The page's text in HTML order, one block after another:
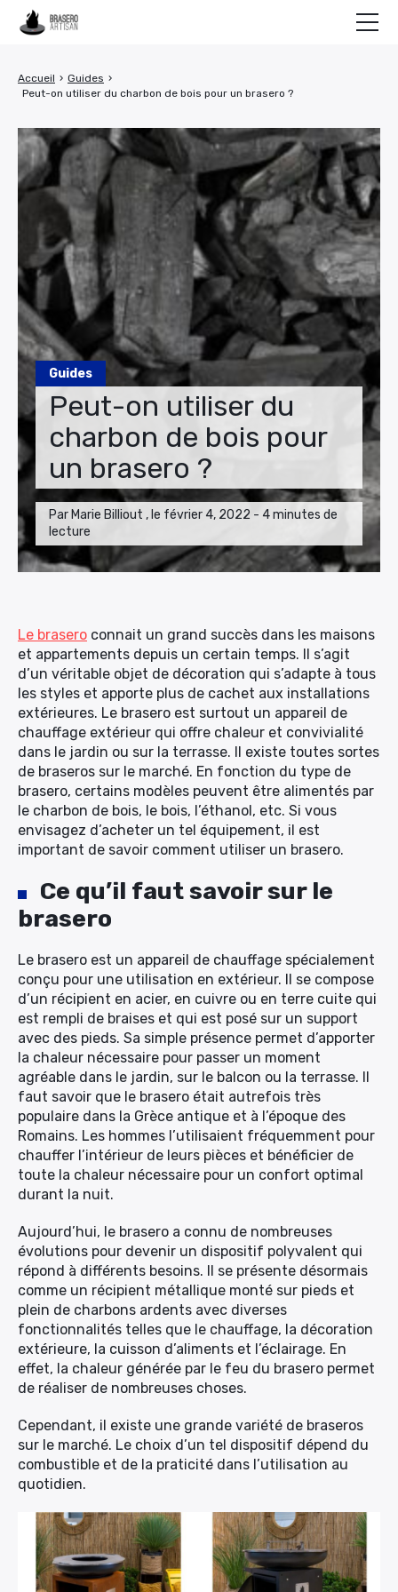
Guides
Peut-on utiliser du
charbon de bois pour
un brasero ?
Par Marie Billiout , le février 4, 2022 - 4 minutes de
lecture
Accueil › Guides ›
Peut-on utiliser du charbon de bois pour un brasero ?
Le brasero connait un grand succès dans les maisons
et appartements depuis un certain temps. Il s’agit
d’un véritable objet de décoration qui s’adapte à tous
les styles et apporte plus de cachet aux installations
extérieures. Le brasero est surtout un appareil de
chauffage extérieur qui offre chaleur et convivialité
dans le jardin ou sur la terrasse. Il existe toutes sortes
de braseros sur le marché. En fonction du type de
brasero, certains modèles peuvent être alimentés par
le charbon de bois, le bois, l’éthanol, etc. Si vous
envisagez d’acheter un tel équipement, il est
important de savoir comment utiliser un brasero.
Ce qu’il faut savoir sur le
brasero
Le brasero est un appareil de chauffage spécialement
conçu pour une utilisation en extérieur. Il se compose
d’un récipient en acier, en cuivre ou en terre cuite qui
est rempli de braises et qui est posé sur un support
avec des pieds. Sa simple présence permet d’apporter
la chaleur nécessaire pour passer un moment
agréable dans le jardin, sur le balcon ou la terrasse. Il
faut savoir que le brasero était autrefois très
populaire dans la Grèce antique et à l’époque des
Romains. Les hommes l’utilisaient fréquemment pour
chauffer l’intérieur de leurs pièces et bénéficier de
toute la chaleur nécessaire pour un confort optimal
durant la nuit.
Aujourd’hui, le brasero a connu de nombreuses
évolutions pour devenir un dispositif polyvalent qui
répond à différents besoins. Il se présente désormais
comme un récipient métallique monté sur pieds et
plein de charbons ardents avec diverses
fonctionnalités telles que le chauffage, la décoration
extérieure, la cuisson d’aliments et l’éclairage. En
effet, la chaleur générée par le feu du brasero permet
de réaliser de nombreuses choses.
Cependant, il existe une grande variété de braseros
sur le marché. Le choix d’un tel dispositif dépend du
combustible et de la praticité dans l’utilisation au
quotidien.
Guides
Recettes
NOS BRASEROS